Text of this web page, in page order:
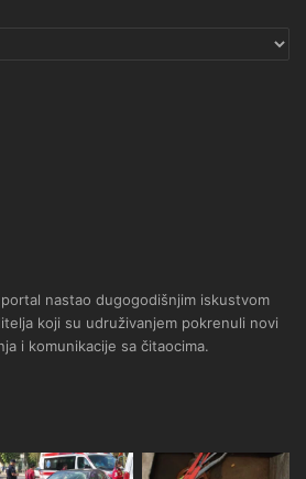
nastao dugogodišnjim iskustvom
koji su udruživanjem pokrenuli novi
i komunikacije sa čitaocima.